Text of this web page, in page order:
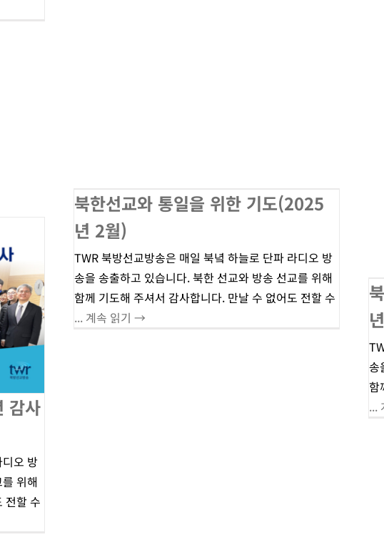
북한선교와 통일을 위한 기도(2025
년 2월)
TWR 북방선교방송은 매일 북녘 하늘로 단파 라디오 방
송을 송출하고 있습니다. 북한 선교와 방송 선교를 위해
함께 기도해 주셔서 감사합니다. 만날 수 없어도 전할 수
... 계속 읽기 →
감사
오 방
위해
전할 수
송
함
...